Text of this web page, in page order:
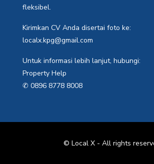
fleksibel.
Kirimkan CV Anda disertai foto ke:
localx.kpg@gmail.com
Untuk informasi lebih lanjut, hubungi:
Property Help
✆ 0896 8778 8008
© Local X - All rights